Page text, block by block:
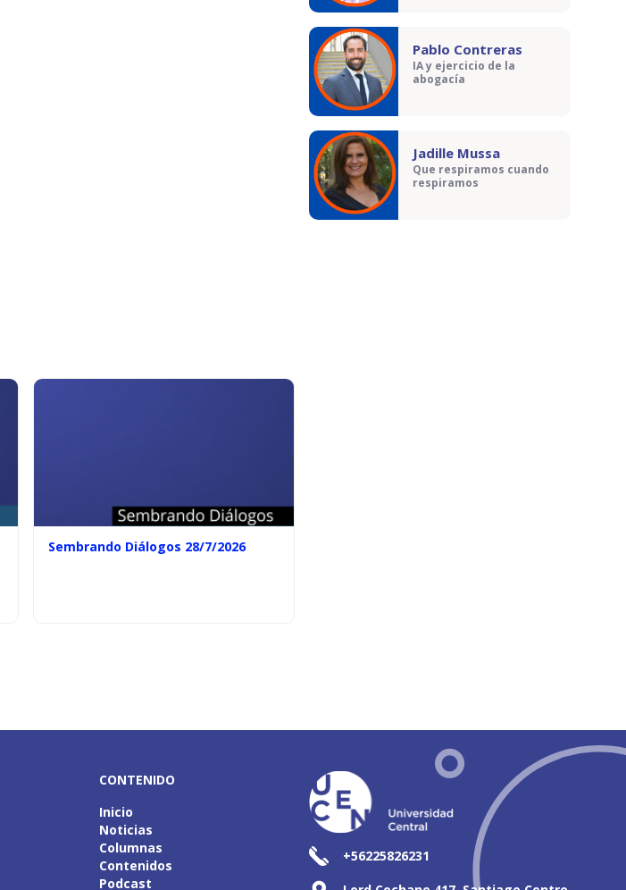
Sembrando Diálogos 28/7/2026
Pablo Contreras
IA y ejercicio de la
abogacía
Jadille Mussa
Que respiramos cuando
respiramos
CONTENIDO
Inicio
Noticias
Columnas
Contenidos
Podcast
+56225826231